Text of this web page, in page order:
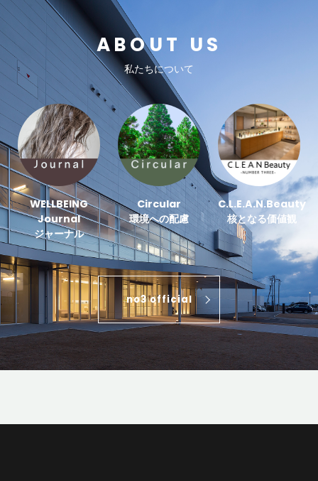
ABOUT US
私たちについて
WELLBEING
Journal
ジャーナル
Circular
環境への配慮
C.L.E.A.N.Beauty
核となる価値観
no3 official